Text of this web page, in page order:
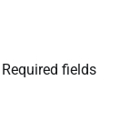
Required fields